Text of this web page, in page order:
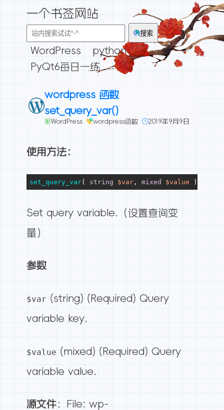
一个书签网站
搜索
WordPress
python
PyQt6每日一练
wordpress 函数
set_query_var()
WordPress wordpress函数 2019年9月9日
使用方法：
set_query_var( string $var , mixed $value )
Set query variable.（设置查询变
量）
参数
$var (string) (Required) Query
variable key.
$value (mixed) (Required) Query
variable value.
源文件：File: wp-